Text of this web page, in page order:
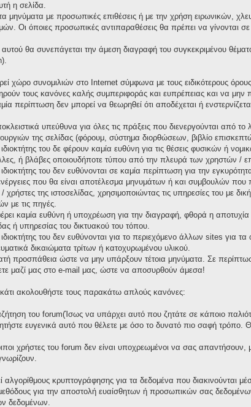
η σελίδα.
μηνύματα με προσωπικές επιθέσεις ή με την χρήση ειρωνικών,
Οι όποιες προσωπικές αντιπαραθέσεις θα πρέπει να γίνονται
θα συνεπάγεται την άμεση διαγραφή του συγκεκριμένου
χώρο συνομιλιών στο Internet σύμφωνα με τους ειδικότερους
τους κανόνες καλής συμπεριφοράς και ευπρέπειας και να μην
περίπτωση δεν μπορεί να θεωρηθεί ότι αποδέχεται ή
υπεύθυνα για όλες τις πράξεις που διενεργούνται από
της σελίδας (φόρουμ, σύστημα διορθώσεων, βιβλίο
ιδιοκτήτης του δε φέρουν καμία ευθύνη για τις θέσεις φυσικών ή
ή βλάβες οποιουδήποτε τύπου από την πλευρά των χρηστών /
του δεν ευθύνονται σε καμία περίπτωση για την
που θα είναι αποτέλεσμα μηνυμάτων ή και συμβουλών
χρήστες της ιστοσελίδας, χρησιμοποιώντας τις υπηρεσίες του με
με τις πηγές.
καμία ευθύνη ή υποχρέωση για την διαγραφή, φθορά η αποτυχία
ή υπηρεσίας του δικτυακού του τόπου.
του δεν ευθύνονται για το περιεχόμενο άλλων sites για
δικαιώματα τρίτων ή κατοχυρωμένου υλικού.
προσπάθεια ώστε να μην υπάρξουν τέτοια μηνύματα. Σε
μαζί μας στο e-mail μας, ώστε να αποσυρθούν άμεσα!
κάτι ακολουθήστε τους παρακάτω απλούς κανόνες:
του forum(Ίσως να υπάρχει αυτό που ζητάτε σε κάποιο
ευγενικά αυτό που θέλετε με όσο το δυνατό πιο σαφή τρόπο.
χρήστες του forum δεν είναι υποχρεωμένοι να σας
αλγορίθμους κρυπτογράφησης για τα δεδομένα που
για την αποστολή ευαίσθητων ή προσωπικών σας
δεδομένων.